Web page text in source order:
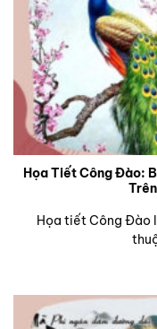
Họa Tiết Công Đào:
Họa tiết Công Đào